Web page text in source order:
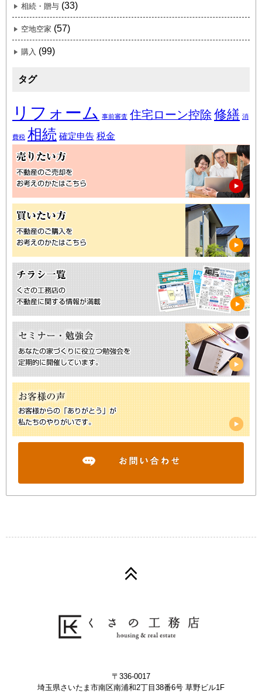
相続・贈与 (33)
空地空家 (57)
購入 (99)
タグ
リフォーム 事前審査 住宅ローン控除 修繕 消
費税 相続 確定申告 税金
〒336-0017
埼玉県さいたま市南区南浦和2丁目38番6号 草野ビル1F